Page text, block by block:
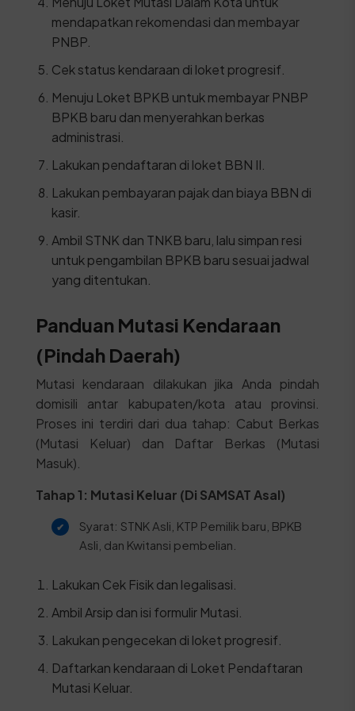
mendapatkan rekomendasi dan membayar
PNBP.
Cek status kendaraan di loket progresif.
Menuju Loket BPKB untuk membayar PNBP
BPKB baru dan menyerahkan berkas
administrasi.
Lakukan pendaftaran di loket BBN II.
Lakukan pembayaran pajak dan biaya BBN di
kasir.
Ambil STNK dan TNKB baru, lalu simpan resi
untuk pengambilan BPKB baru sesuai jadwal
yang ditentukan.
Panduan Mutasi Kendaraan
(Pindah Daerah)
Mutasi kendaraan dilakukan jika Anda pindah
domisili antar kabupaten/kota atau provinsi.
Proses ini terdiri dari dua tahap: Cabut Berkas
(Mutasi Keluar) dan Daftar Berkas (Mutasi
Masuk).
Tahap 1: Mutasi Keluar (Di SAMSAT Asal)
Syarat: STNK Asli, KTP Pemilik baru, BPKB
Asli, dan Kwitansi pembelian.
Lakukan Cek Fisik dan legalisasi.
Ambil Arsip dan isi formulir Mutasi.
Lakukan pengecekan di loket progresif.
Daftarkan kendaraan di Loket Pendaftaran
Mutasi Keluar.